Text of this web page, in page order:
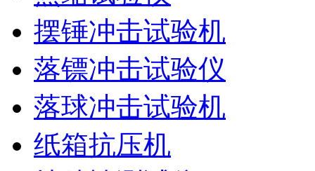
摆锤冲击试验机
落镖冲击试验仪
落球冲击试验机
纸箱抗压机